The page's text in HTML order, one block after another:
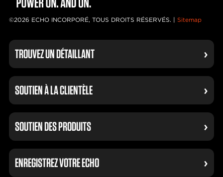
©2026 ECHO INCORPORÉ, TOUS DROITS RÉSERVÉS. | Sitemap
TROUVEZ UN DÉTAILLANT
SOUTIEN À LA CLIENTÈLE
SOUTIEN DES PRODUITS
ENREGISTREZ VOTRE ECHO